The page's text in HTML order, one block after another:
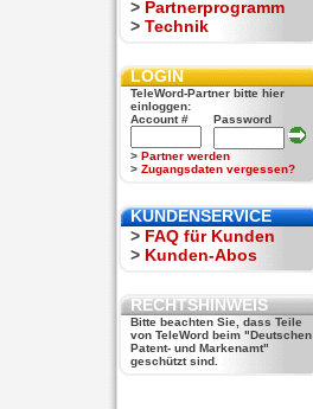
> Partnerprogramm
> Technik
LOGIN
TeleWord-Partner bitte hier
einloggen:
Account #
Password
> Partner werden
> Zugangsdaten vergessen?
KUNDENSERVICE
> FAQ für Kunden
> Kunden-Abos
RECHTSHINWEIS
Bitte beachten Sie, dass Teile
von TeleWord beim "Deutschen
Patent- und Markenamt"
geschützt sind.